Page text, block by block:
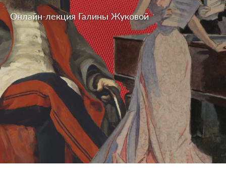
Онлайн-лекция Галины Жуковой